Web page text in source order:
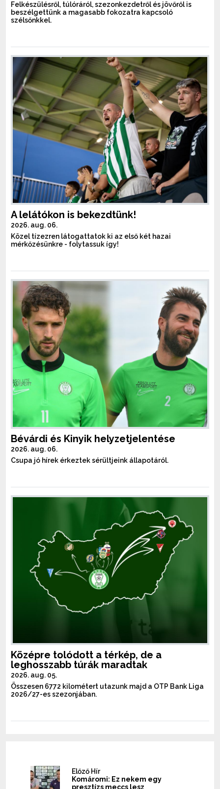
Felkészülésről, túlóráról, szezonkezdetről és jövőről is
beszélgettünk a magasabb fokozatra kapcsoló
szélsőnkkel.
A lelátókon is bekezdtünk!
2026. aug. 06.
Közel tízezren látogattatok ki az első két hazai
mérkőzésünkre - folytassuk így!
Bévárdi és Kinyik helyzetjelentése
2026. aug. 06.
Csupa jó hírek érkeztek sérültjeink állapotáról.
Középre tolódott a térkép, de a
leghosszabb túrák maradtak
2026. aug. 05.
Összesen 6772 kilométert utazunk majd a OTP Bank Liga
2026/27-es szezonjában.
Előző Hír
Komáromi: Ez nekem egy
presztízs meccs lesz